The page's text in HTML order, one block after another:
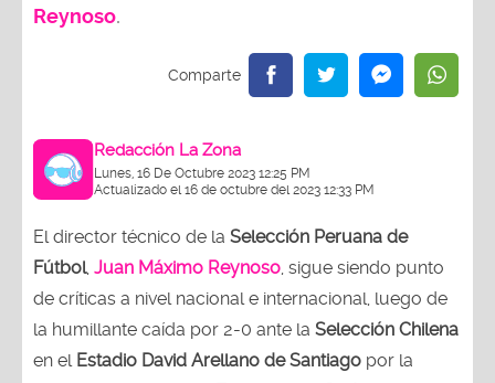
Reynoso.
Redacción La Zona
Lunes, 16 De Octubre 2023 12:25 PM
Actualizado el 16 de octubre del 2023 12:33 PM
El director técnico de la Selección Peruana de
Fútbol, Juan Máximo Reynoso, sigue siendo punto
de críticas a nivel nacional e internacional, luego de
la humillante caída por 2-0 ante la Selección Chilena
en el Estadio David Arellano de Santiago por la